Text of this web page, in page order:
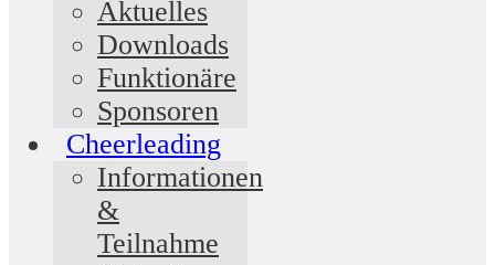
Aktuelles
Downloads
Funktionäre
Sponsoren
Cheerleading
Informationen
&
Teilnahme